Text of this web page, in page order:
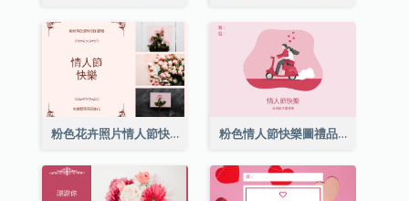
粉色花卉照片情人節快樂禮品卡 粉色情人節快樂圖禮品卡